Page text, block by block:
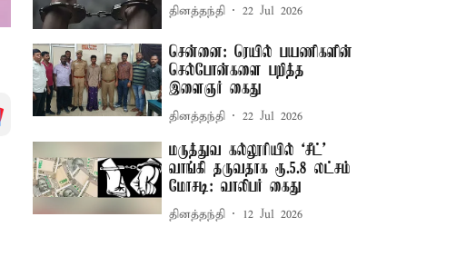
தினத்தந்தி 22 Jul 2026
சென்னை: ரெயில் பயணிகளின்
செல்போன்களை பறித்த
இளைஞர் கைது
தினத்தந்தி 22 Jul 2026
மருத்துவ கல்லூரியில் ‘சீட்’
வாங்கி தருவதாக ரூ.5.8 லட்சம்
மோசடி: வாலிபர் கைது
தினத்தந்தி 12 Jul 2026